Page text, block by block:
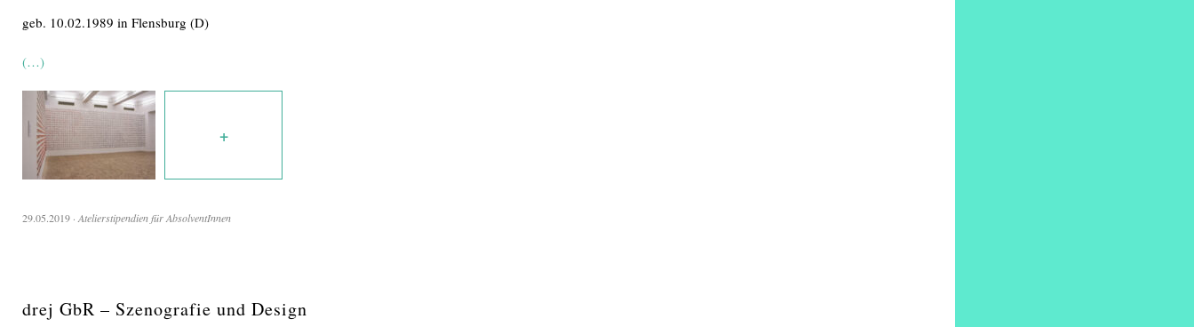
geb. 10.02.1989 in Flensburg (D)
(…)
+
29.05.2019 ·Atelierstipendien für AbsolventInnen
drej GbR – Szenografie und Design